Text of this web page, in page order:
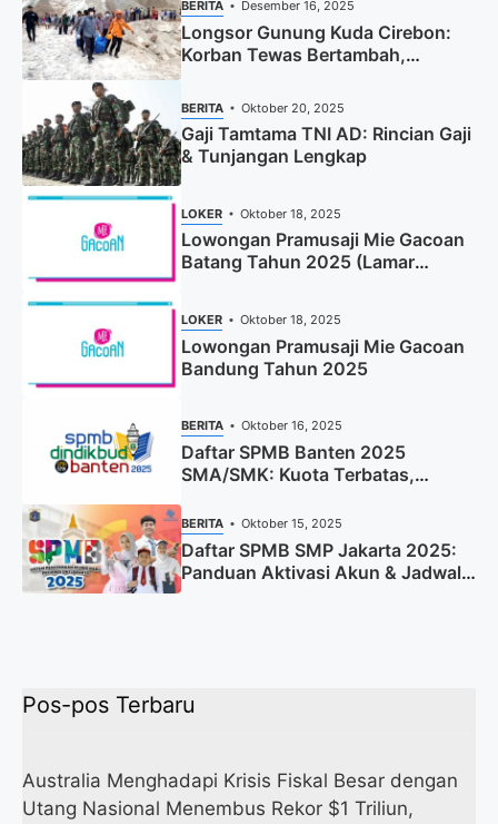
BERITA Desember 16, 2025
Longsor Gunung Kuda Cirebon:
Korban Tewas Bertambah,
Pencarian Dihentikan
BERITA Oktober 20, 2025
Gaji Tamtama TNI AD: Rincian Gaji
& Tunjangan Lengkap
LOKER Oktober 18, 2025
Lowongan Pramusaji Mie Gacoan
Batang Tahun 2025 (Lamar
LOKER Oktober 18, 2025
Lowongan Pramusaji Mie Gacoan
Bandung Tahun 2025
BERITA Oktober 16, 2025
Daftar SPMB Banten 2025
SMA/SMK: Kuota Terbatas,
BERITA Oktober 15, 2025
Daftar SPMB SMP Jakarta 2025:
Panduan Aktivasi Akun & Jadwal
Lengkap
Pos-pos Terbaru
Australia Menghadapi Krisis Fiskal Besar dengan
Utang Nasional Menembus Rekor $1 Triliun,